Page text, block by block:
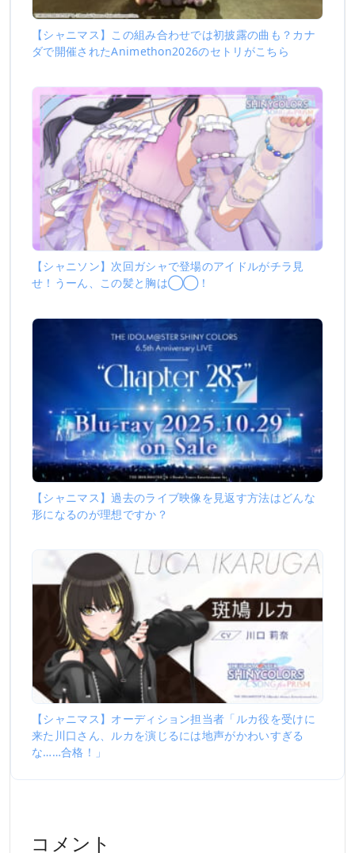
【シャニマス】この組み合わせでは初披露の曲も？カナ
ダで開催されたAnimethon2026のセトリがこちら
【シャニソン】次回ガシャで登場のアイドルがチラ見
せ！うーん、この髪と胸は◯◯！
【シャニマス】過去のライブ映像を見返す方法はどんな
形になるのが理想ですか？
【シャニマス】オーディション担当者「ルカ役を受けに
来た川口さん、ルカを演じるには地声がかわいすぎる
な……合格！」
コメント